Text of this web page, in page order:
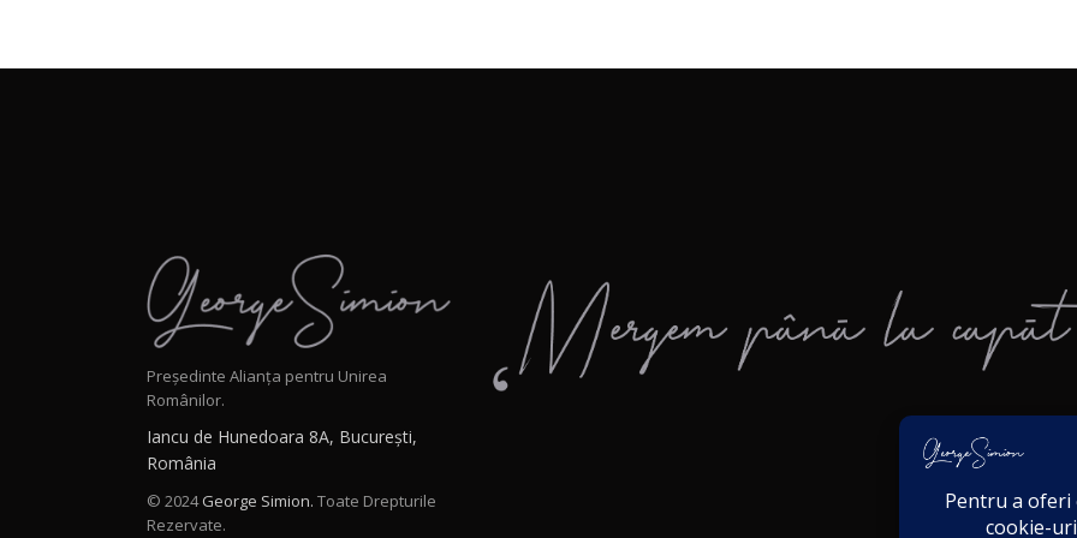
Președinte Alianța pentru Unirea
Românilor.
Iancu de Hunedoara 8A, București,
România
© 2024George Simion. Toate Drepturile
Rezervate.